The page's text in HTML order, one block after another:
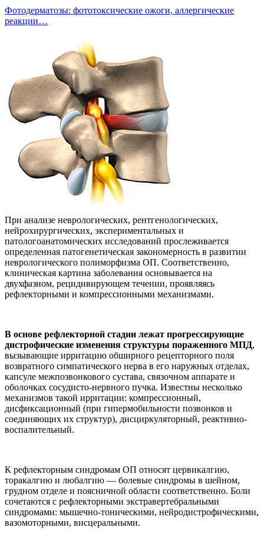
Фотодерматозы: фототоксические ожоги, аллергические
реакции…
При анализе неврологических, рентгенологических,
нейрохирургических, экспериментальных и
патологоанатомических исследований прослеживается
определенная патогенетическая закономерность в развитии
неврологического полиморфизма ОП. Соответственно,
клиническая картина заболевания основывается на
двухфазном, рецидивирующем течении, проявляясь
рефлекторными и компрессионными механизмами.
В основе рефлекторной стадии лежат прогрессирующие
дистрофические изменения структуры пораженного МПД,
вызывающие ирритацию обширного рецепторного поля
возвратного симпатического нерва в его наружных отделах,
капсуле межпозвонкового сустава, связочном аппарате и
оболочках сосудисто-нервного пучка. Известны несколько
механизмов такой ирритации: компрессионный,
дисфиксационный (при гипермобильности позвонков и
соединяющих их структур), дисциркуляторный, реактивно-
воспалительный.
К рефлекторным синдромам ОП относят цервикалгию,
торакалгию и любалгию — болевые синдромы в шейном,
грудном отделе и поясничной области соответственно. Боли
сочетаются с рефлекторными экстравертебральными
синдромами: мышечно-тоническими, нейродистрофическими,
вазомоторными, висцеральными.